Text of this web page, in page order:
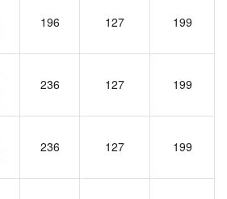
196 127 199
236 127 199
236 127 199